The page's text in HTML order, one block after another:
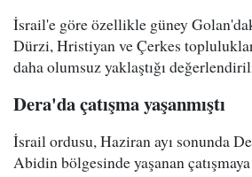
İsrail'e göre özellikle güney
Dürzi, Hristiyan ve Çerkes
daha olumsuz yaklaştığı
Dera'da çatışma yaşanmıştı
İsrail ordusu, Haziran ayı sonunda
Abidin bölgesinde yaşanan